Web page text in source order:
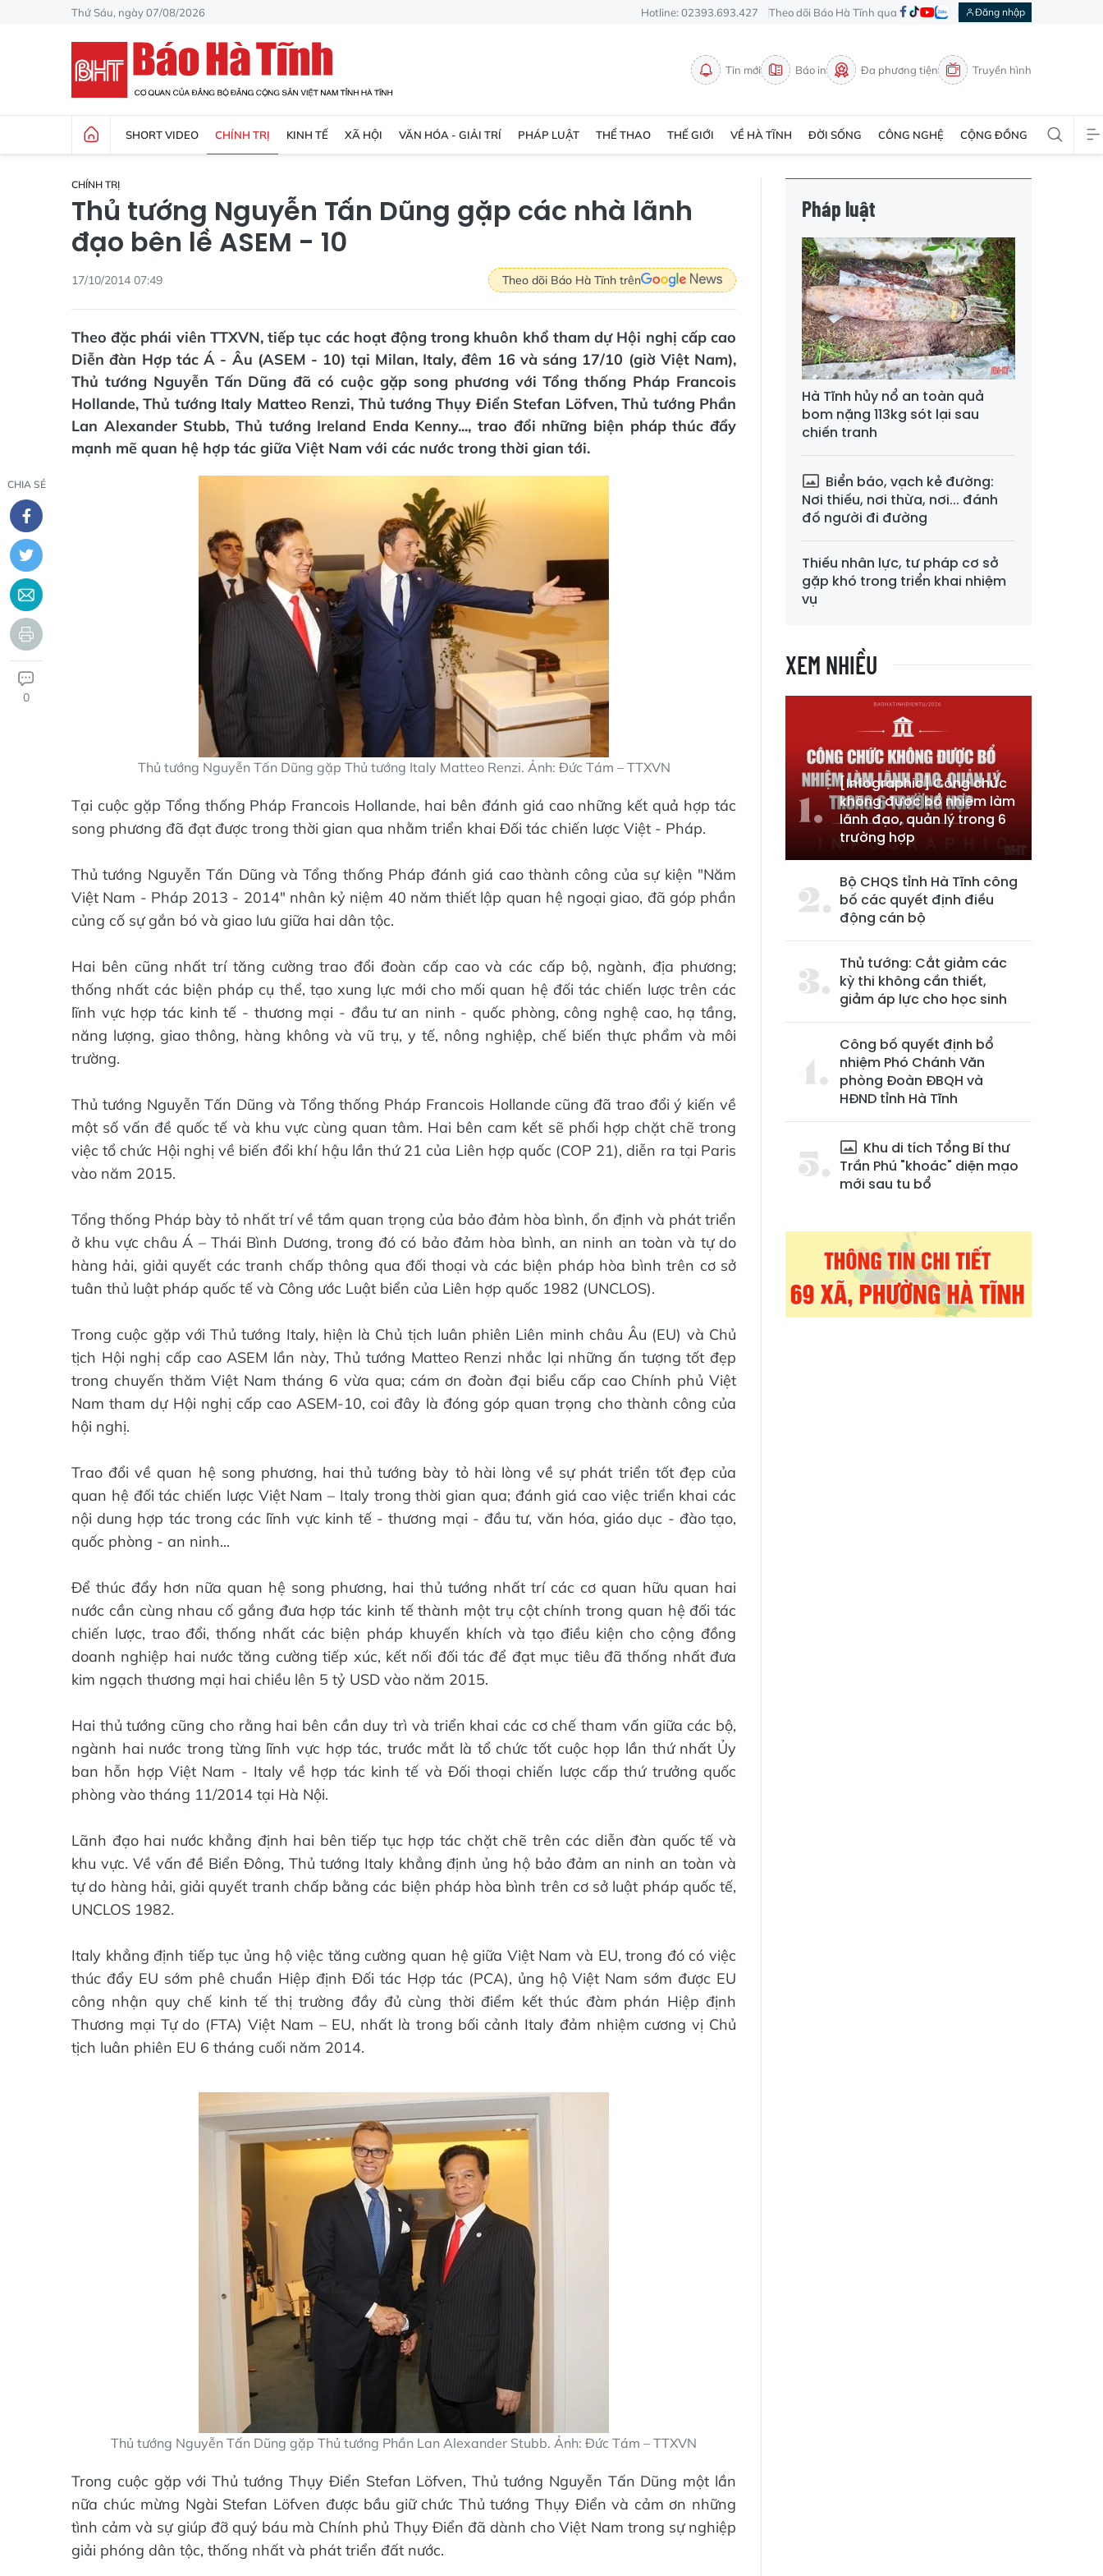
Thứ Sáu, ngày 07/08/2026 Hotline: 02393.693.427 Theo dõi Báo Hà Tĩnh qua Đăng nhập
Tin mới Báo in Đa phương tiện Truyền hình
SHORT VIDEO CHÍNH TRỊ KINH TẾ XÃ HỘI VĂN HÓA - GIẢI TRÍ PHÁP LUẬT THỂ THAO THẾ GIỚI VỀ HÀ TĨNH ĐỜI SỐNG CÔNG NGHỆ CỘNG ĐỒNG
CHÍNH TRỊ
Thủ tướng Nguyễn Tấn Dũng gặp các nhà lãnh
đạo bên lề ASEM - 10
17/10/2014 07:49 Theo dõi Báo Hà Tĩnh trên
Theo đặc phái viên TTXVN, tiếp tục các hoạt động trong khuôn khổ tham dự Hội nghị cấp cao
Diễn đàn Hợp tác Á - Âu (ASEM - 10) tại Milan, Italy, đêm 16 và sáng 17/10 (giờ Việt Nam),
Thủ tướng Nguyễn Tấn Dũng đã có cuộc gặp song phương với Tổng thống Pháp Francois
Hollande, Thủ tướng Italy Matteo Renzi, Thủ tướng Thụy Điển Stefan Löfven, Thủ tướng Phần
Lan Alexander Stubb, Thủ tướng Ireland Enda Kenny..., trao đổi những biện pháp thúc đẩy
mạnh mẽ quan hệ hợp tác giữa Việt Nam với các nước trong thời gian tới.
CHIA SẺ
0
Thủ tướng Nguyễn Tấn Dũng gặp Thủ tướng Italy Matteo Renzi. Ảnh: Đức Tám – TTXVN
Tại cuộc gặp Tổng thống Pháp Francois Hollande, hai bên đánh giá cao những kết quả hợp tác
song phương đã đạt được trong thời gian qua nhằm triển khai Đối tác chiến lược Việt - Pháp.
Thủ tướng Nguyễn Tấn Dũng và Tổng thống Pháp đánh giá cao thành công của sự kiện "Năm
Việt Nam - Pháp 2013 - 2014" nhân kỷ niệm 40 năm thiết lập quan hệ ngoại giao, đã góp phần
củng cố sự gắn bó và giao lưu giữa hai dân tộc.
Hai bên cũng nhất trí tăng cường trao đổi đoàn cấp cao và các cấp bộ, ngành, địa phương;
thống nhất các biện pháp cụ thể, tạo xung lực mới cho mối quan hệ đối tác chiến lược trên các
lĩnh vực hợp tác kinh tế - thương mại - đầu tư an ninh - quốc phòng, công nghệ cao, hạ tầng,
năng lượng, giao thông, hàng không và vũ trụ, y tế, nông nghiệp, chế biến thực phẩm và môi
trường.
Thủ tướng Nguyễn Tấn Dũng và Tổng thống Pháp Francois Hollande cũng đã trao đổi ý kiến về
một số vấn đề quốc tế và khu vực cùng quan tâm. Hai bên cam kết sẽ phối hợp chặt chẽ trong
việc tổ chức Hội nghị về biến đổi khí hậu lần thứ 21 của Liên hợp quốc (COP 21), diễn ra tại Paris
vào năm 2015.
Tổng thống Pháp bày tỏ nhất trí về tầm quan trọng của bảo đảm hòa bình, ổn định và phát triển
ở khu vực châu Á – Thái Bình Dương, trong đó có bảo đảm hòa bình, an ninh an toàn và tự do
hàng hải, giải quyết các tranh chấp thông qua đối thoại và các biện pháp hòa bình trên cơ sở
tuân thủ luật pháp quốc tế và Công ước Luật biển của Liên hợp quốc 1982 (UNCLOS).
Trong cuộc gặp với Thủ tướng Italy, hiện là Chủ tịch luân phiên Liên minh châu Âu (EU) và Chủ
tịch Hội nghị cấp cao ASEM lần này, Thủ tướng Matteo Renzi nhắc lại những ấn tượng tốt đẹp
trong chuyến thăm Việt Nam tháng 6 vừa qua; cám ơn đoàn đại biểu cấp cao Chính phủ Việt
Nam tham dự Hội nghị cấp cao ASEM-10, coi đây là đóng góp quan trọng cho thành công của
hội nghị.
Trao đổi về quan hệ song phương, hai thủ tướng bày tỏ hài lòng về sự phát triển tốt đẹp của
quan hệ đối tác chiến lược Việt Nam – Italy trong thời gian qua; đánh giá cao việc triển khai các
nội dung hợp tác trong các lĩnh vực kinh tế - thương mại - đầu tư, văn hóa, giáo dục - đào tạo,
quốc phòng - an ninh...
Để thúc đẩy hơn nữa quan hệ song phương, hai thủ tướng nhất trí các cơ quan hữu quan hai
nước cần cùng nhau cố gắng đưa hợp tác kinh tế thành một trụ cột chính trong quan hệ đối tác
chiến lược, trao đổi, thống nhất các biện pháp khuyến khích và tạo điều kiện cho cộng đồng
doanh nghiệp hai nước tăng cường tiếp xúc, kết nối đối tác để đạt mục tiêu đã thống nhất đưa
kim ngạch thương mại hai chiều lên 5 tỷ USD vào năm 2015.
Hai thủ tướng cũng cho rằng hai bên cần duy trì và triển khai các cơ chế tham vấn giữa các bộ,
ngành hai nước trong từng lĩnh vực hợp tác, trước mắt là tổ chức tốt cuộc họp lần thứ nhất Ủy
ban hỗn hợp Việt Nam - Italy về hợp tác kinh tế và Đối thoại chiến lược cấp thứ trưởng quốc
phòng vào tháng 11/2014 tại Hà Nội.
Lãnh đạo hai nước khẳng định hai bên tiếp tục hợp tác chặt chẽ trên các diễn đàn quốc tế và
khu vực. Về vấn đề Biển Đông, Thủ tướng Italy khẳng định ủng hộ bảo đảm an ninh an toàn và
tự do hàng hải, giải quyết tranh chấp bằng các biện pháp hòa bình trên cơ sở luật pháp quốc tế,
UNCLOS 1982.
Italy khẳng định tiếp tục ủng hộ việc tăng cường quan hệ giữa Việt Nam và EU, trong đó có việc
thúc đẩy EU sớm phê chuẩn Hiệp định Đối tác Hợp tác (PCA), ủng hộ Việt Nam sớm được EU
công nhận quy chế kinh tế thị trường đầy đủ cùng thời điểm kết thúc đàm phán Hiệp định
Thương mại Tự do (FTA) Việt Nam – EU, nhất là trong bối cảnh Italy đảm nhiệm cương vị Chủ
tịch luân phiên EU 6 tháng cuối năm 2014.
Thủ tướng Nguyễn Tấn Dũng gặp Thủ tướng Phần Lan Alexander Stubb. Ảnh: Đức Tám – TTXVN
Trong cuộc gặp với Thủ tướng Thụy Điển Stefan Löfven, Thủ tướng Nguyễn Tấn Dũng một lần
nữa chúc mừng Ngài Stefan Löfven được bầu giữ chức Thủ tướng Thụy Điển và cảm ơn những
tình cảm và sự giúp đỡ quý báu mà Chính phủ Thụy Điển đã dành cho Việt Nam trong sự nghiệp
giải phóng dân tộc, thống nhất và phát triển đất nước.
Pháp luật
Hà Tĩnh hủy nổ an toàn quả
bom nặng 113kg sót lại sau
chiến tranh
Biển báo, vạch kẻ đường:
Nơi thiếu, nơi thừa, nơi... đánh
đố người đi đường
Thiếu nhân lực, tư pháp cơ sở
gặp khó trong triển khai nhiệm
vụ
XEM NHIỀU
[Infographic] Công chức
không được bổ nhiệm làm
lãnh đạo, quản lý trong 6
trường hợp
Bộ CHQS tỉnh Hà Tĩnh công
bố các quyết định điều
động cán bộ
Thủ tướng: Cắt giảm các
kỳ thi không cần thiết,
giảm áp lực cho học sinh
Công bố quyết định bổ
nhiệm Phó Chánh Văn
phòng Đoàn ĐBQH và
HĐND tỉnh Hà Tĩnh
Khu di tích Tổng Bí thư
Trần Phú "khoác" diện mạo
mới sau tu bổ